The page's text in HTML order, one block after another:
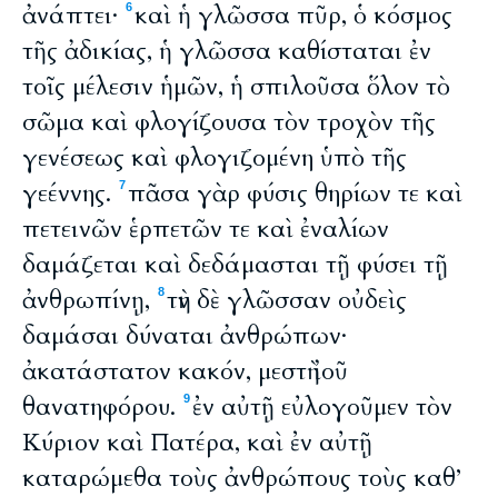
ἀνάπτει·
6καὶ ἡ γλῶσσα πῦρ, ὁ κόσμος
τῆς ἀδικίας, ἡ γλῶσσα καθίσταται ἐν
τοῖς μέλεσιν ἡμῶν, ἡ σπιλοῦσα ὅλον τὸ
σῶμα καὶ φλογίζουσα τὸν τροχὸν τῆς
γενέσεως καὶ φλογιζομένη ὑπὸ τῆς
γεέννης.
7πᾶσα γὰρ φύσις θηρίων τε καὶ
πετεινῶν ἑρπετῶν τε καὶ ἐναλίων
δαμάζεται καὶ δεδάμασται τῇ φύσει τῇ
ἀνθρωπίνῃ,
8τὴν δὲ γλῶσσαν οὐδεὶς
δαμάσαι δύναται ἀνθρώπων·
ἀκατάστατον κακόν, μεστὴ ἰοῦ
θανατηφόρου.
9 ἐν αὐτῇ εὐλογοῦμεν τὸν
Κύριον καὶ Πατέρα, καὶ ἐν αὐτῇ
καταρώμεθα τοὺς ἀνθρώπους τοὺς καθ’